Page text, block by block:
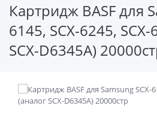
Картридж BASF для
6145, SCX-6245,
SCX-D6345A)